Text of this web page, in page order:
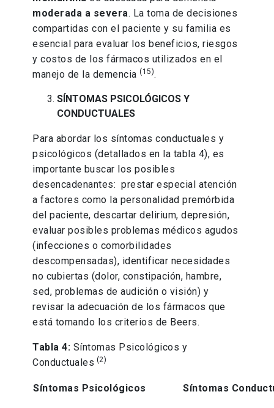
moderada a severa. La toma de decisiones
compartidas con el paciente y su familia es
esencial para evaluar los beneficios, riesgos
y costos de los fármacos utilizados en el
manejo de la demencia(15).
SÍNTOMAS PSICOLÓGICOS Y
CONDUCTUALES
Para abordar los síntomas conductuales y
psicológicos (detallados en la tabla 4), es
importante buscar los posibles
desencadenantes: prestar especial atención
a factores como la personalidad premórbida
del paciente, descartar delirium, depresión,
evaluar posibles problemas médicos agudos
(infecciones o comorbilidades
descompensadas), identificar necesidades
no cubiertas (dolor, constipación, hambre,
sed, problemas de audición o visión) y
revisar la adecuación de los fármacos que
está tomando los criterios de Beers.
Tabla 4: Síntomas Psicológicos y
Conductuales (2)
Síntomas Psicológicos Síntomas